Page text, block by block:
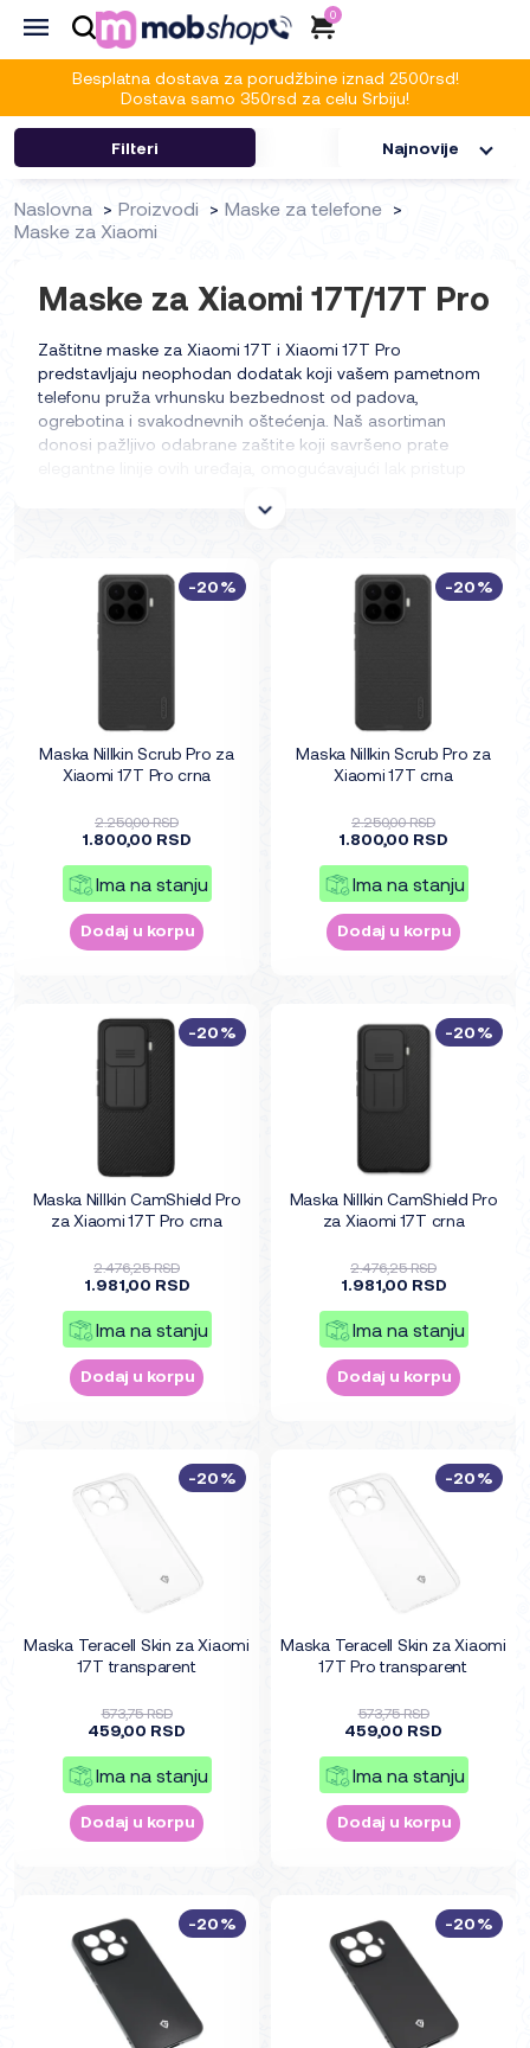
0
Besplatna dostava za porudžbine iznad 2500rsd!
Dostava samo 350rsd za celu Srbiju!
Filteri Najnovije
Naslovna Proizvodi
Maske za telefone
Maske za Xiaomi
Maske za Xiaomi 17T/17T Pro
Zaštitne maske za Xiaomi 17T i Xiaomi 17T Pro
predstavljaju neophodan dodatak koji vašem pametnom
telefonu pruža vrhunsku bezbednost od padova,
ogrebotina i svakodnevnih oštećenja. Naš asortiman
donosi pažljivo odabrane zaštite koji savršeno prate
Maska Nillkin Scrub Pro za
Xiaomi 17T Pro crna
2.250,00 RSD
1.800,00 RSD
Ima na stanju
Dodaj u korpu
-20%
Maska Nillkin Scrub Pro za
Xiaomi 17T crna
2.250,00 RSD
1.800,00 RSD
Ima na stanju
Dodaj u korpu
-20%
Maska Nillkin CamShield Pro
za Xiaomi 17T Pro crna
2.476,25 RSD
1.981,00 RSD
Ima na stanju
Dodaj u korpu
-20%
Maska Nillkin CamShield Pro
za Xiaomi 17T crna
2.476,25 RSD
1.981,00 RSD
Ima na stanju
Dodaj u korpu
-20%
Maska Teracell Skin za Xiaomi
17T transparent
573,75 RSD
459,00 RSD
Ima na stanju
Dodaj u korpu
-20%
Maska Teracell Skin za Xiaomi
17T Pro transparent
573,75 RSD
459,00 RSD
Ima na stanju
Dodaj u korpu
-20%
-20% -20%